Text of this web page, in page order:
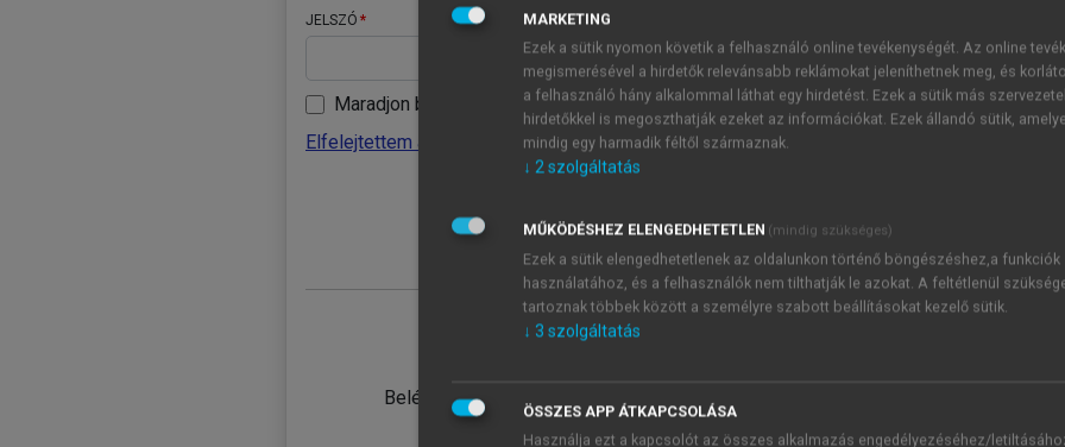
JELSZÓ
Maradjon belépve
Elfelejtettem a jelszavamat
Belépés intézményi azonosítóval
JELSZÓ
Kérek értesítést a MeRSZ
Kérek értesítést az
MARKETING
Ezek a sütik nyomon követik a felhasználó online tevékenységét. Az online
megismerésével a hirdetők relevánsabb reklámokat jeleníthetnek meg, és
a felhasználó hány alkalommal láthat egy hirdetést. Ezek a sütik más
hirdetőkkel is megoszthatják ezeket az információkat. Ezek állandó sütik,
mindig egy harmadik féltől származnak.
↓ 2szolgáltatás
MŰKÖDÉSHEZ ELENGEDHETETLEN (mindig szükséges)
Ezek a sütik elengedhetetlenek az oldalunkon történő böngészéshez,a funkciók
használatához, és a felhasználók nem tilthatják le azokat. A feltétlenül
tartoznak többek között a személyre szabott beállításokat kezelő sütik.
↓ 3 szolgáltatás
ÖSSZES APP ÁTKAPCSOLÁSA
Használja ezt a kapcsolót az összes alkalmazás engedélyezéséhez/